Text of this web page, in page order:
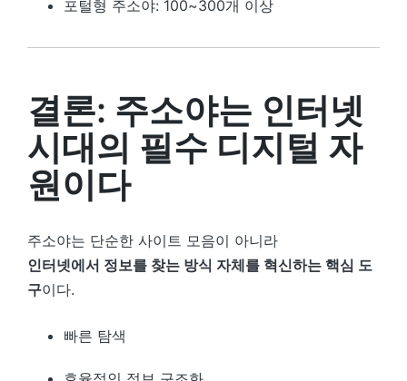
포털형 주소야: 100~300개 이상
결론: 주소야는 인터넷
시대의 필수 디지털 자
원이다
주소야는 단순한 사이트 모음이 아니라
인터넷에서 정보를 찾는 방식 자체를 혁신하는 핵심 도
구이다.
빠른 탐색